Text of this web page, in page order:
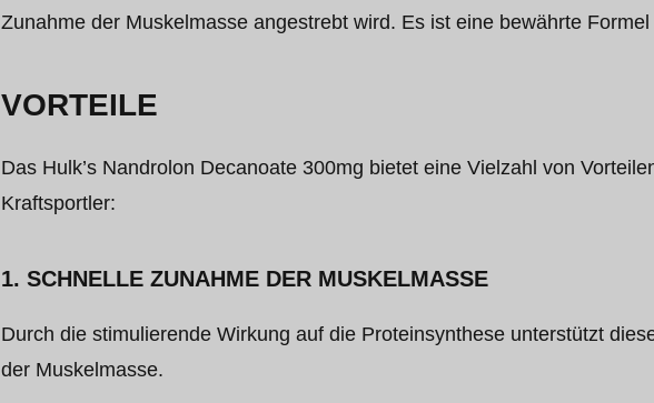
Zunahme der Muskelmasse angestrebt wird. Es ist eine bewährte
VORTEILE
Das Hulk’s Nandrolon Decanoate 300mg bietet eine Vielzahl von
Kraftsportler:
1. SCHNELLE ZUNAHME DER MUSKELMASSE
Durch die stimulierende Wirkung auf die Proteinsynthese unterstützt
der Muskelmasse.